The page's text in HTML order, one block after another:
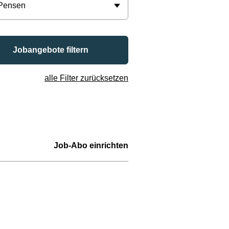
Jobangebote filtern
alle Filter zurücksetzen
Job-Abo einrichten